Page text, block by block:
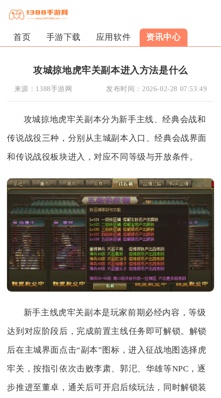
首页 手游下载 应用软件 资讯中心
攻城掠地虎牢关副本进入方法是什么
来源： 1388手游网 发布时间： 2026-02-28 07:53:49
攻城掠地虎牢关副本分为新手主线、经典会战和
传说战役三种，分别从主城副本入口、经典会战界面
和传说战役板块进入，对应不同等级与开放条件。
新手主线虎牢关副本是玩家前期必经内容，等级
达到对应阶段后，完成前置主线任务即可解锁。解锁
后在主城界面点击“副本”图标，进入征战地图选择虎
牢关，按指引依次击败李肃、郭汜、华雄等NPC，逐
步推进至董卓，通关后可开启后续玩法，同时解锁装